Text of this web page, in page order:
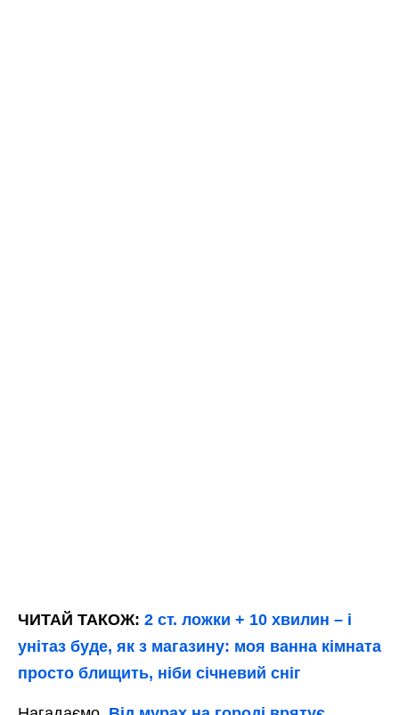
ЧИТАЙ ТАКОЖ: 2 ст. ложки + 10 хвилин – і
унітаз буде, як з магазину: моя ванна кімната
просто блищить, ніби січневий сніг